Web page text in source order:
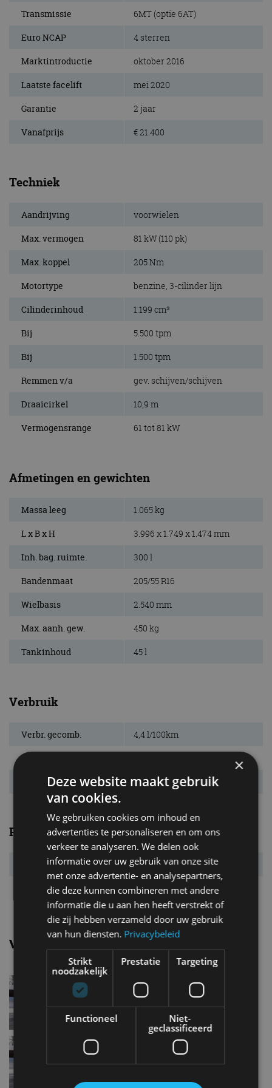
Transmissie 6MT (optie 6AT)
Euro NCAP 4 sterren
Marktintroductie oktober 2016
Laatste facelift mei 2020
Garantie 2 jaar
Vanafprijs € 21.400
Techniek
Aandrijving voorwielen
Max. vermogen 81 kW (110 pk)
Max. koppel 205 Nm
Motortype benzine, 3-cilinder lijn
Cilinderinhoud 1.199 cm³
Bij 5.500 tpm
Bij 1.500 tpm
Remmen v/a gev. schijven/schijven
Draaicirkel 10,9 m
Vermogensrange 61 tot 81 kW
Afmetingen en gewichten
Massa leeg 1.065 kg
L x B x H 3.996 x 1.749 x 1.474 mm
Inh. bag. ruimte. 300 l
Bandenmaat 205/55 R16
Wielbasis 2.540 mm
Max. aanh. gew. 450 kg
Tankinhoud 45 l
Verbruik
Verbr. gecomb. 4,4 l/100km
CO₂-emissie
Energielabel C
Prestaties
Acc. 0-100 km/u 9,4 s
Topsnelheid 198 km/u
Vergelijkbare uitvoeringen
Citroen C3PureTech 83
Citroen C3BlueHDI 75
×
Deze website maakt gebruik
van cookies.
We gebruiken cookies om inhoud en
advertenties te personaliseren en om ons
verkeer te analyseren. We delen ook
informatie over uw gebruik van onze site
met onze advertentie- en analysepartners,
die deze kunnen combineren met andere
informatie die u aan hen heeft verstrekt of
die zij hebben verzameld door uw gebruik
van hun diensten. Privacybeleid
Strikt
noodzakelijk
Prestatie Targeting
Functioneel
Niet-
geclassificeerd